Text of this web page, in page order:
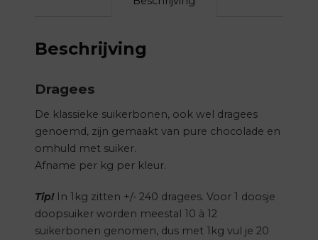
Beschrijving
Dragees
De klassieke suikerbonen, ook wel dragees
genoemd, zijn gemaakt van pure chocolade en
omhuld met suiker.
Afname per kg per kleur.
Tip!In 1kg zitten +/- 240 dragees. Voor 1 doosje
doopsuiker worden meestal 10 à 12
suikerbonen genomen, dus met 1kg vul je 20